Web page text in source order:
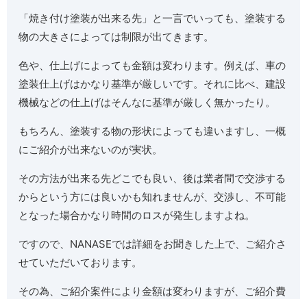
「焼き付け塗装が出来る先」と一言でいっても、塗装する
物の大きさによっては制限が出てきます。
色や、仕上げによっても金額は変わります。例えば、車の
塗装仕上げはかなり基準が厳しいです。それに比べ、建設
機械などの仕上げはそんなに基準が厳しく無かったり。
もちろん、塗装する物の形状によっても違いますし、一概
にご紹介が出来ないのが実状。
その方法が出来る先どこでも良い、後は業者間で交渉する
からという方には良いかも知れませんが、交渉し、不可能
となった場合かなり時間のロスが発生しますよね。
ですので、NANASEでは詳細をお聞きした上で、ご紹介さ
せていただいております。
その為、ご紹介案件により金額は変わりますが、ご紹介費